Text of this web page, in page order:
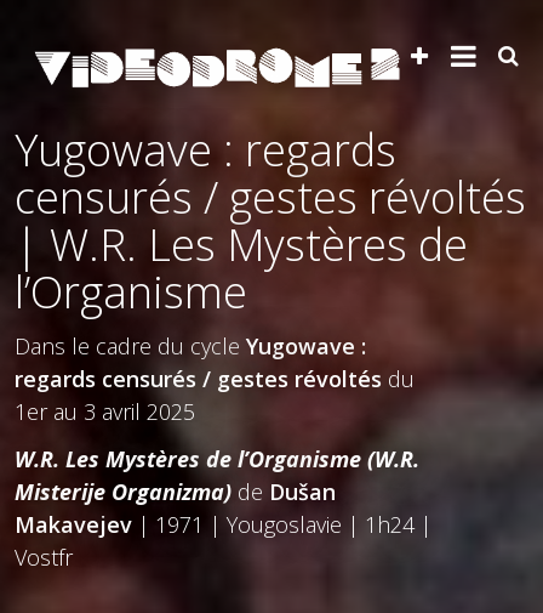
Yugowave : regards
censurés / gestes révoltés
| W.R. Les Mystères de
l’Organisme
Dans le cadre du cycle Yugowave :
regards censurés / gestes révoltés du
1er au 3 avril 2025
W.R. Les Mystères de l’Organisme (W.R.
Misterije Organizma) de Dušan
Makavejev | 1971 | Yougoslavie | 1h24 |
Vostfr